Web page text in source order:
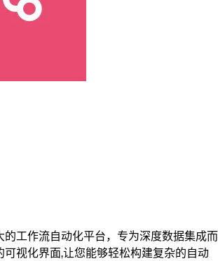
的工作流自动化平台，专为深度数据集成而
视化界面,让您能够轻松构建复杂的自动